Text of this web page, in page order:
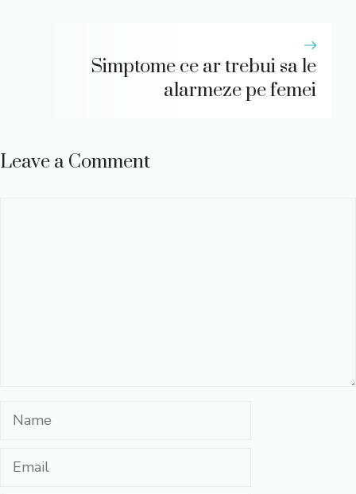
Simptome ce ar trebui sa le
alarmeze pe femei
Leave a Comment
Name
Email